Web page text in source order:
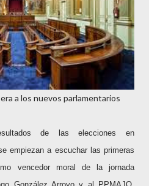
a los nuevos parlamentarios
de las elecciones en
empiezan a escuchar las primeras
vencedor moral de la jornada